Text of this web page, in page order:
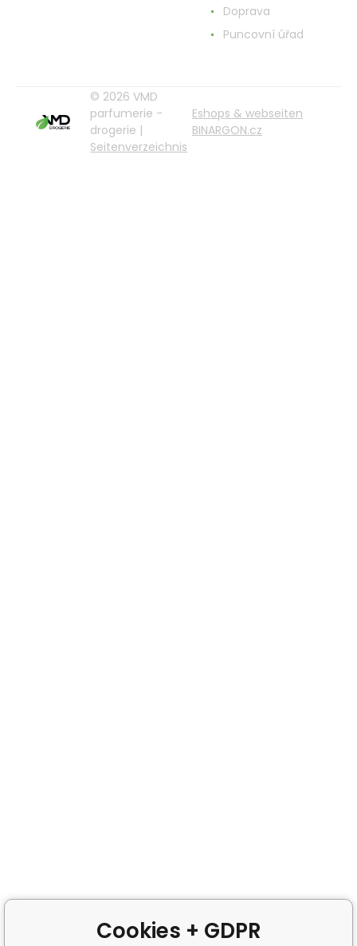
Doprava
Puncovní úřad
© 2026 VMD
parfumerie -
drogerie |
Seitenverzeichnis
Eshops & webseiten
BINARGON.cz
Cookies + GDPR